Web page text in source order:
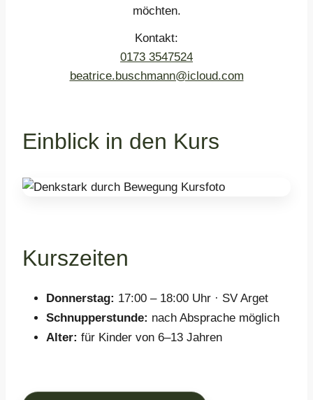
möchten.
Kontakt:
0173 3547524
beatrice.buschmann@icloud.com
Einblick in den Kurs
Kurszeiten
Donnerstag: 17:00 – 18:00 Uhr · SV Arget
Schnupperstunde: nach Absprache möglich
Alter: für Kinder von 6–13 Jahren